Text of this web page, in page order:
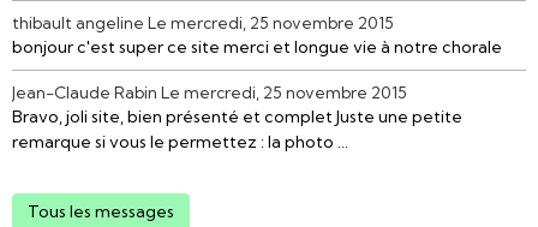
thibault angeline Le mercredi, 25 novembre 2015
bonjour c'est super ce site merci et longue vie à notre chorale
Jean-Claude Rabin Le mercredi, 25 novembre 2015
Bravo, joli site, bien présenté et complet Juste une petite
remarque si vous le permettez : la photo ...
Tous les messages